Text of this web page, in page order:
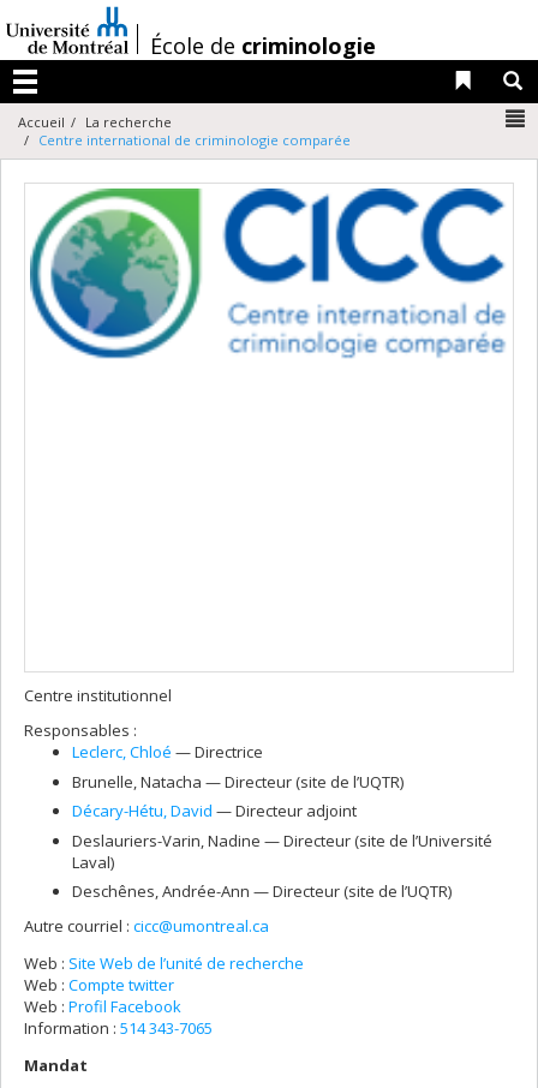
au
contenu
/École de criminologie
Menu
Liens
Accueil
La recherche
Centre international de criminologie comparée
Centre institutionnel
Responsables :
Leclerc, Chloé — Directrice
Brunelle , Natacha — Directeur (site de l’UQTR)
Décary-Hétu, David — Directeur adjoint
Deslauriers-Varin , Nadine — Directeur (site de l’Université
Laval)
Deschênes, Andrée-Ann — Directeur (site de l’UQTR)
Autre courriel : cicc@umontreal.ca
Web : Site Web de l’unité de recherche
Web : Compte twitter
Web : Profil Facebook
Information : 514 343-7065
Mandat